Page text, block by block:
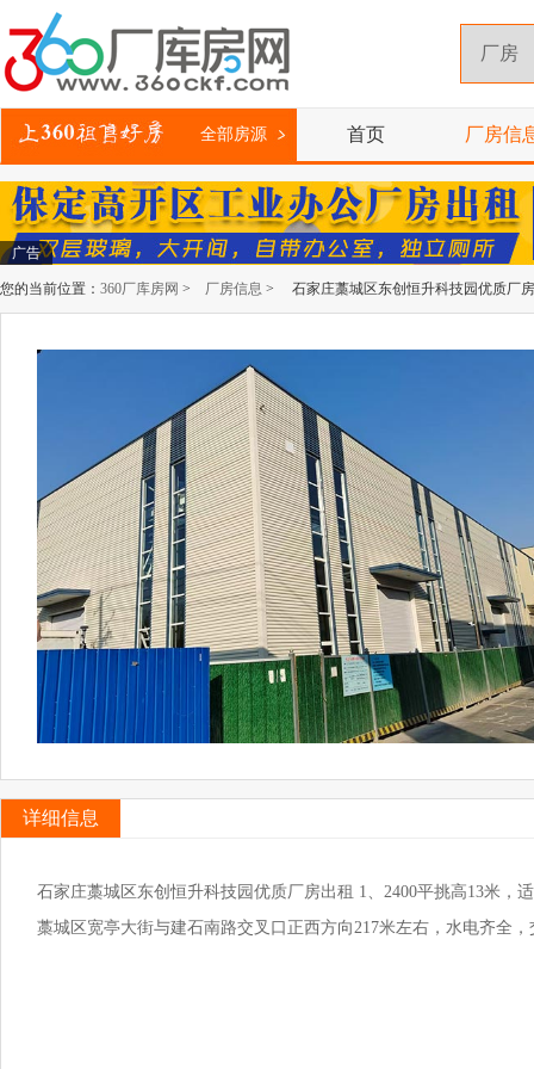
全部房源 首页 厂房信
广告
您的当前位置： 360厂库房网 > 厂房信息 > 石家庄藁城区东创恒升科技园优质厂
详细信息
石家庄藁城区东创恒升科技园优质厂房出租 1、2400平挑高13米，
藁城区宽亭大街与建石南路交叉口正西方向217米左右，水电齐全